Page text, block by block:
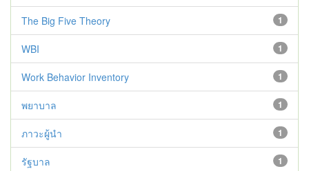
1
The Big Five Theory
1
WBI
1
Work Behavior Inventory
1
พยาบาล
1
ภาวะผู้นำ
1
รัฐบาล